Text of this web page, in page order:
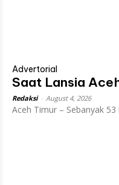
Advertorial
Saat Lansia
Redaksi August 4, 2026
Aceh Timur – Sebanyak